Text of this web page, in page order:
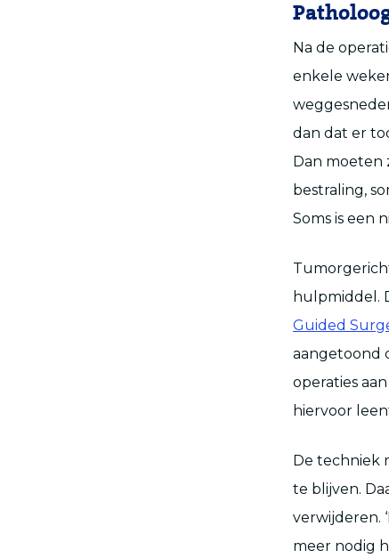
Na de
enkele
dan dat er
Dan moeten
bestraling,
Soms is een
hulpmiddel.
Guided
aangetoond
operaties
hiervoor
De techniek
te blijven.
verwijderen.
meer nodig